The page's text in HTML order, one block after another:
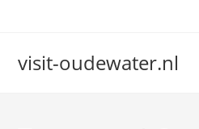
visit-oudewater.nl